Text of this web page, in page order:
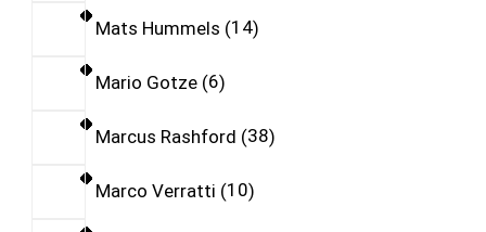
Mats Hummels 14
Mario Gotze 6
Marcus Rashford 38
Marco Verratti 10